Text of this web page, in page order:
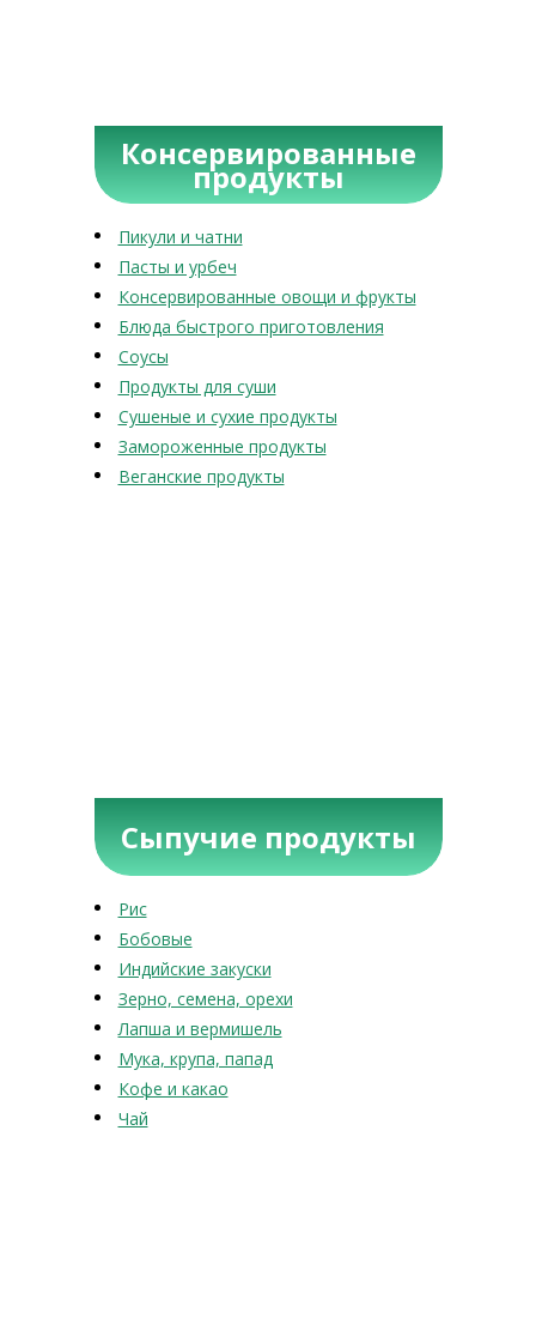
Консервированные
продукты
Пикули и чатни
Пасты и урбеч
Консервированные овощи и фрукты
Блюда быстрого приготовления
Соусы
Продукты для суши
Сушеные и сухие продукты
Замороженные продукты
Веганские продукты
Сыпучие продукты
Рис
Бобовые
Индийские закуски
Зерно, семена, орехи
Лапша и вермишель
Мука, крупа, папад
Кофе и какао
Чай